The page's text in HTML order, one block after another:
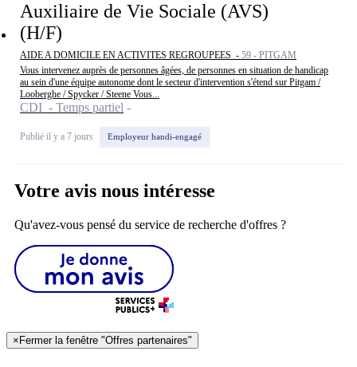
Auxiliaire de Vie Sociale (AVS)
(H/F)
AIDE A DOMICILE EN ACTIVITES REGROUPEES - 59 - PITGAM
Vous intervenez auprès de personnes âgées, de personnes en situation de handicap
au sein d'une équipe autonome dont le secteur d'intervention s'étend sur Pitgam /
Looberghe / Spycker / Steene Vous...
CDI - Temps partiel
Publié il y a 7 jours Employeur handi-engagé
Votre avis nous intéresse
Qu'avez-vous pensé du service de recherche d'offres ?
× Fermer la fenêtre "Offres partenaires"